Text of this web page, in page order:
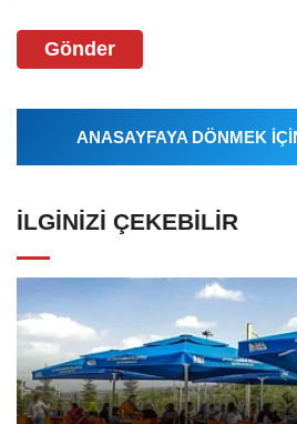
Gönder
ANASAYFAYA DÖNMEK
İLGINIZI ÇEKEBILIR